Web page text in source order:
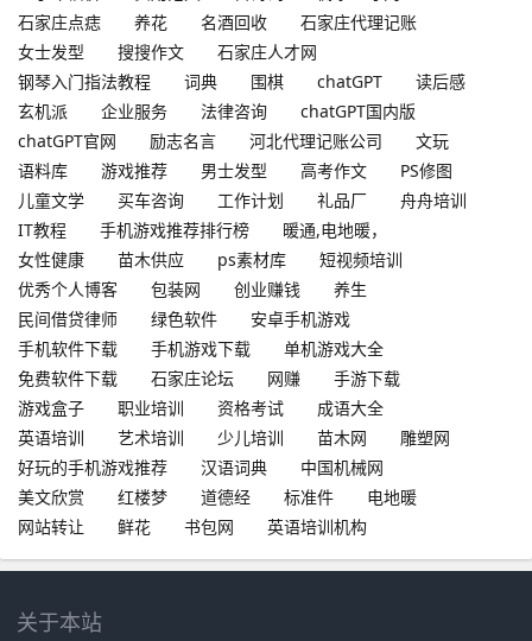
石家庄点痣
养花 名酒回收
石家庄代理记账
女士发型
搜搜作文
石家庄人才网
钢琴入门指法教程
词典 围棋 chatGPT
读后感
玄机派
企业服务 法律咨询
chatGPT国内版
chatGPT官网
励志名言 河北代理记账公司
文玩
语料库
游戏推荐 男士发型 高考作文
PS修图
儿童文学
买车咨询 工作计划 礼品厂
舟舟培训
IT教程
手机游戏推荐排行榜
暖通,电地暖，
女性健康
苗木供应 ps素材库
短视频培训
优秀个人博客
包装网 创业赚钱
养生
民间借贷律师
绿色软件
安卓手机游戏
手机软件下载
手机游戏下载
单机游戏大全
免费软件下载
石家庄论坛 网赚
手游下载
游戏盒子
职业培训 资格考试
成语大全
英语培训
艺术培训 少儿培训 苗木网
雕塑网
好玩的手机游戏推荐
汉语词典
中国机械网
美文欣赏
红楼梦 道德经 标准件
电地暖
网站转让
鲜花 书包网 英语培训机构
关于本站